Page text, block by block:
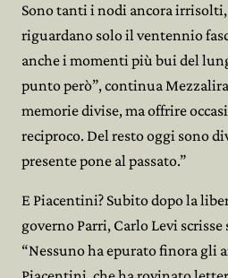
Sono tanti i nodi ancora
riguardano solo il ventennio
anche i momenti più bui del
punto però”, continua
memorie divise, ma offrire
reciproco. Del resto oggi sono
presente pone al passato.”
E Piacentini? Subito dopo la
governo Parri, Carlo Levi
“Nessuno ha epurato finora gli